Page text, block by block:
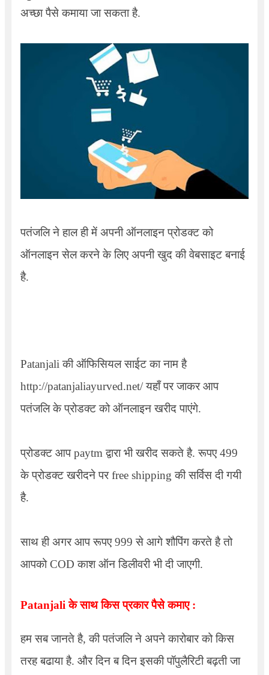
अच्छा पैसे कमाया जा सकता है.
पतंजलि ने हाल ही में अपनी ऑनलाइन प्रोडक्ट को
ऑनलाइन सेल करने के लिए अपनी खुद की वेबसाइट बनाई
है.
Patanjali की ऑफिसियल साईट का नाम है
http://patanjaliayurved.net/यहाँ पर जाकर आप
पतंजलि के प्रोडक्ट को ऑनलाइन खरीद पाएंगे.
प्रोडक्ट आप paytm द्वारा भी खरीद सकते है. रूपए 499
के प्रोडक्ट खरीदने पर free shipping की सर्विस दी गयी
है.
साथ ही अगर आप रूपए 999 से आगे शौपिंग करते है तो
आपको COD काश ऑन डिलीवरी भी दी जाएगी.
Patanjali के साथ किस प्रकार पैसे कमाए :
हम सब जानते है, की पतंजलि ने अपने कारोबार को किस
तरह बढाया है. और दिन ब दिन इसकी पॉपुलैरिटी बढ़ती जा